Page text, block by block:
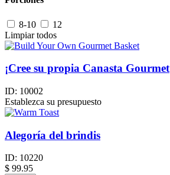
8-10
12
Limpiar todos
¡Cree su propia Canasta Gourmet
ID: 10002
Establezca su presupuesto
Alegoría del brindis
ID: 10220
$ 99.95